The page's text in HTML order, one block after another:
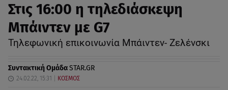
Στις 16:00 η τηλεδιάσκεψη
Μπάιντεν με G7
Τηλεφωνική επικοινωνία Μπάιντεν- Ζελένσκι
Συντακτική ΟμάδαSTAR.GR
24.02.22, 15:31 ΚΟΣΜΟΣ